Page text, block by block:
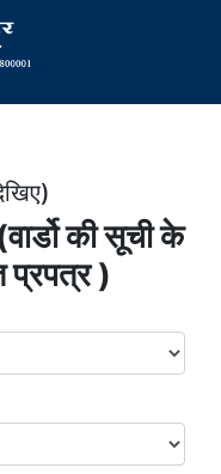
की सूची के
प्रपत्र )